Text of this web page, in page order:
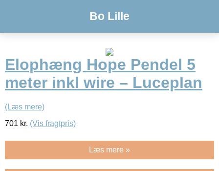
Bo Lille
Elophæng Hope Pendel 5
meter inkl wire – Luceplan
(Læs mere)
701 kr. (Vis fragtpris)
Læs mere »